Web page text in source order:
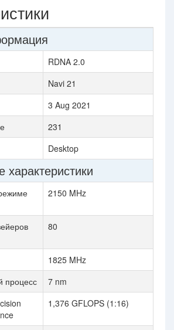
RDNA 2.0
Navi 21
3 Aug 2021
231
Desktop
характеристики
2150 MHz
80
1825 MHz
процесс
7 nm
1,376 GFLOPS (1:16)